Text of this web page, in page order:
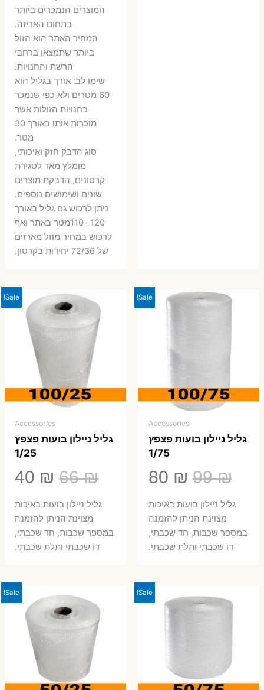
היה:
9 ₪.
6 ₪.
המוצרים הנמכרים ביותר
בתחום האריזה.
המחיר האתר הוא הזול
ביותר שתמצאו ברחבי
הרשת והחנויות.
שימו לב: אורך בגליל הוא
60 מטרים ולא כפי שנמכר
בחנויות הזולות אשר
מוכרות אותו באורך 30
מטר.
סוג הדבק חזק ואיכותי,
מומלץ מאד לסגירת
קרטונים, הדבקת מוצרים
שונים ושימושים נוספים.
ניתן לרכוש גם גליל באורך
120 -110מטר באתר ואף
לרכוש במחיר מוזל מארזים
של 72/36 יחידות בקרטון.
Sale!
Accessories
גליל ניילון בועות פצפץ
1/75
99₪
המחיר
המקורי
היה:
99 ₪.
80 ₪
הנוכחיגליל ניילון בועות באיכות
מצוינת הניתן להזמנה
במספר שכבות, חד שכבתי,
דו שכבתי ותלת שכבתי.
Sale!
Accessories
גליל ניילון בועות פצפץ
1/25
66₪
המחיר
המקורי
היה:
66 ₪.
40 ₪
₪.
גליל ניילון בועות באיכות
מצוינת הניתן להזמנה
במספר שכבות, חד שכבתי,
דו שכבתי ותלת שכבתי.
Sale!
Sale!